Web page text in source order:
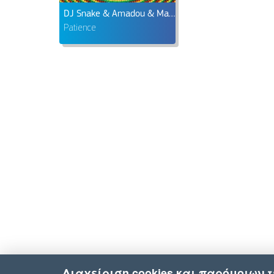
DJ Snake & Amadou & Mariam
Patience